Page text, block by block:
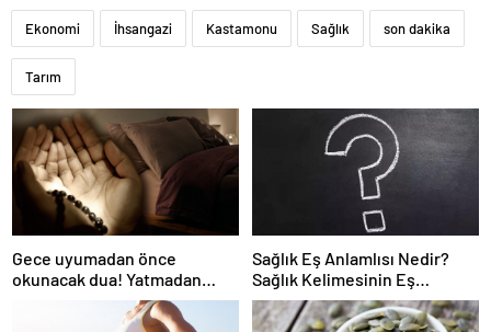
Ekonomi İhsangazi Kastamonu Sağlık son dakika
Tarım
Gece uyumadan önce
okunacak dua! Yatmadan
önce okunacak dualar!
Uyumak için hangi dua?
Sağlık Eş Anlamlısı Nedir?
Sağlık Kelimesinin Eş
Anlamlıları Nelerdir?